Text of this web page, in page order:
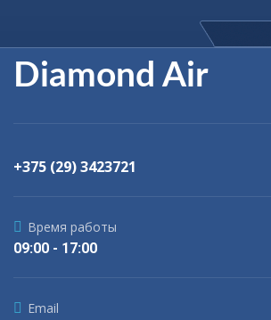
Diamond Air
+375 (29) 3423721
Время работы
09:00 - 17:00
Email